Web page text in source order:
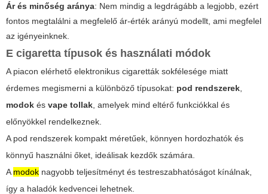
Ár és minőség aránya: Nem mindig a legdrágább a legjobb, ezért
fontos megtalálni a megfelelő ár-érték arányú modellt, ami megfelel
az igényeinknek.
E cigaretta típusok és használati módok
A piacon elérhető elektronikus cigaretták sokfélesége miatt
érdemes megismerni a különböző típusokat: pod rendszerek
modok és vape tollak , amelyek mind eltérő funkciókkal és
előnyökkel rendelkeznek.
A pod rendszerek kompakt méretűek, könnyen hordozhatók és
könnyű használni őket, ideálisak kezdők számára.
A modok nagyobb teljesítményt és testreszabhatóságot kínálnak,
így a haladók kedvencei lehetnek.